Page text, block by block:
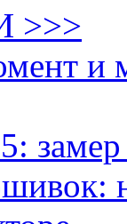
>>>
и